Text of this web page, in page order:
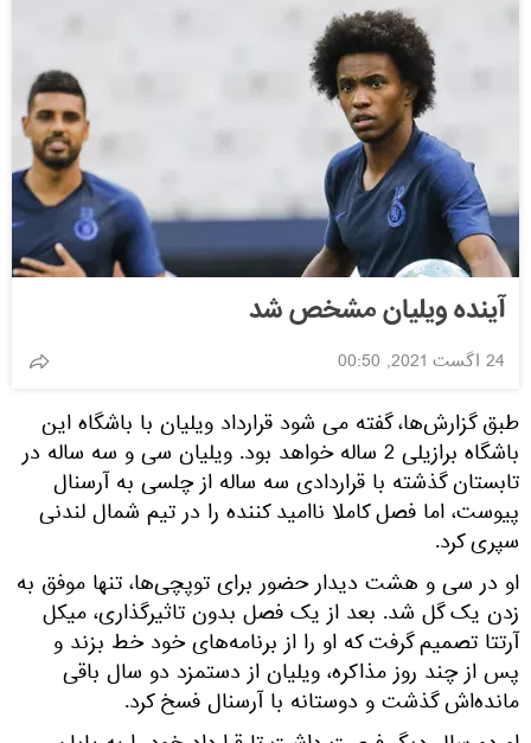
آینده ویلیان مشخص شد
24 اگست 2021, 00:50
طبق گزارش‌ها، گفته می شود قرارداد ویلیان با باشگاه این
باشگاه برازیلی 2 ساله خواهد بود. ویلیان سی و سه ساله در
تابستان گذشته با قراردادی سه ساله از چلسی به آرسنال
پیوست، اما فصل کاملا ناامید کننده را در تیم شمال لندنی
سپری کرد.
او در سی و هشت دیدار حضور برای توپچی‌ها، تنها موفق به
زدن یک گل شد. بعد از یک فصل بدون تاثیرگذاری، میکل
آرتتا تصمیم گرفت که او را از برنامه‌های خود خط بزند و
پس از چند روز مذاکره، ویلیان از دستمزد دو سال باقی
مانده‌اش گذشت و دوستانه با آرسنال فسخ کرد.